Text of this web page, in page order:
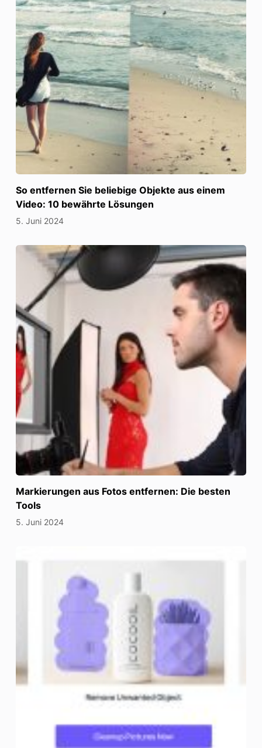
So entfernen Sie beliebige Objekte aus einem
Video: 10 bewährte Lösungen
5. Juni 2024
Markierungen aus Fotos entfernen: Die besten
Tools
5. Juni 2024